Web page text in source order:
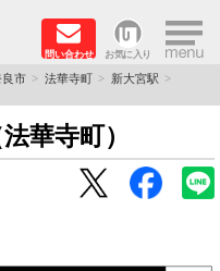
問い合わせ お気に入り ×
市 法華寺町
新大宮駅
華寺町）